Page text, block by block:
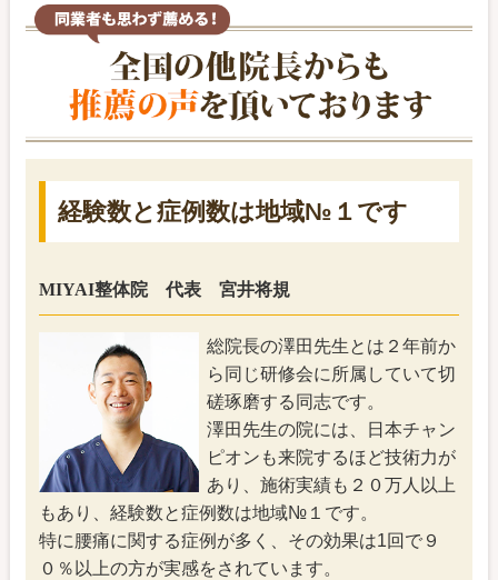
経験数と症例数は地域№１です
MIYAI整体院 代表 宮井将規
総院長の澤田先生とは２年前か
ら同じ研修会に所属していて切
磋琢磨する同志です。
澤田先生の院には、日本チャン
ピオンも来院するほど技術力が
あり、施術実績も２０万人以上
もあり、経験数と症例数は地域№１です。
特に腰痛に関する症例が多く、その効果は1回で９
０％以上の方が実感をされています。